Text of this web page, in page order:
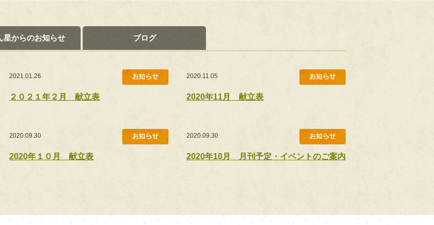
星からのお知らせ ブログ
2021.01.26
２０２１年２月 献立表
2020.11.05
2020年11月 献立表
2020.09.30
2020年１０月 献立表
2020.09.30
2020年10月 月刊予定・イベントのご案内